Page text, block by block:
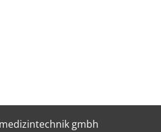
gmbh